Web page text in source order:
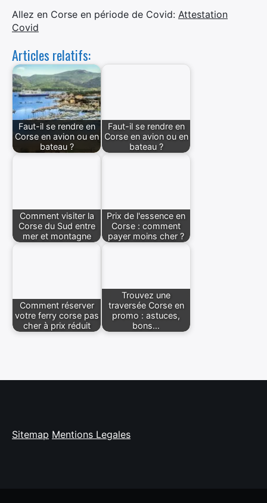
Allez en Corse en période de Covid: Attestation
Covid
Articles relatifs:
Faut-il se rendre en
Corse en avion ou en
bateau ?
Faut-il se rendre en
Corse en avion ou en
bateau ?
Comment visiter la
Corse du Sud entre
mer et montagne
Prix de l'essence en
Corse : comment
payer moins cher ?
Comment réserver
votre ferry corse pas
cher à prix réduit
Trouvez une
traversée Corse en
promo : astuces,
bons…
Sitemap Mentions Legales